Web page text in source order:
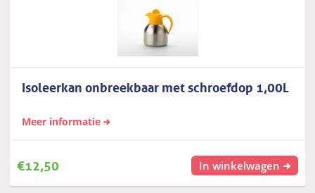
Isoleerkan onbreekbaar met schroefdop 1,00L
Meer informatie
€12,50 In winkelwagen